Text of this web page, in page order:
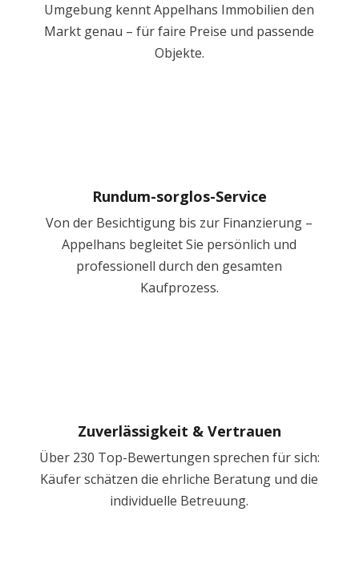
Umgebung kennt Appelhans Immobilien den
Markt genau – für faire Preise und passende
Objekte.
Rundum-sorglos-Service
Von der Besichtigung bis zur Finanzierung –
Appelhans begleitet Sie persönlich und
professionell durch den gesamten
Kaufprozess.
Zuverlässigkeit & Vertrauen
Über 230 Top-Bewertungen sprechen für sich:
Käufer schätzen die ehrliche Beratung und die
individuelle Betreuung.